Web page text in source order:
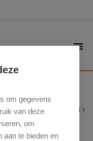
Volgend pand
om gegevens
van deze
om
aan te bieden en